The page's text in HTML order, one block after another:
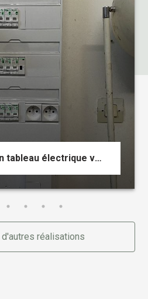
Changement d'un tableau électrique vétuste pour un tableau neuf
réalisations